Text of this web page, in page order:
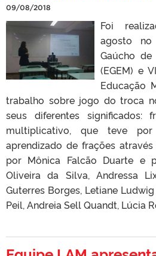
09/08/2018
Foi
agosto no
Gaúcho de
(EGEM) e
Educação
trabalho sobre jogo do troca
seus diferentes significados:
multiplicativo, que teve
aprendizado de frações
por Mônica Falcão Duarte e
Oliveira da Silva, Andressa
Guterres Borges, Letiane
Peil, Andreia Sell Quandt, Lúcia